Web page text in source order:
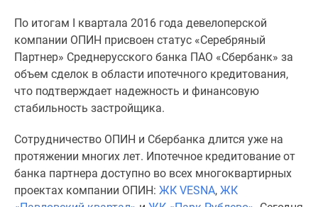
Специальные
предложения
Коммерческие
помещения
Продавцы
застройщики
Панорамы
новостроек
Видеообзор
новостроек
По итогам I квартала 2016 года девелоперской
компании ОПИН присвоен статус «Серебряный
Партнер» Среднерусского банка ПАО «Сбербанк» за
объем сделок в области ипотечного кредитования,
что подтверждает надежность и финансовую
стабильность застройщика.
Сотрудничество ОПИН и Сбербанка длится уже на
протяжении многих лет. Ипотечное кредитование от
банка партнера доступно во всех многоквартирных
проектах компании ОПИН: ЖК VESNA, ЖК